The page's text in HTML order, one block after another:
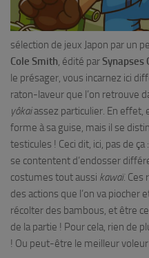
sélection de jeux Japon par un
Cole Smith, édité parSynapses
le présager, vous incarnez ici
raton-laveur que l’on retrouve
yôkaiassez particulier. En effet,
forme à sa guise, mais il se
testicules ! Ceci dit, ici, pas de
se contentent d’endosser
costumes tout aussi kawaï. Ces
des actions que l’on va piocher
récolter des bambous, et être
de la partie ! Pour cela, rien de
! Ou peut-être le meilleur voleur